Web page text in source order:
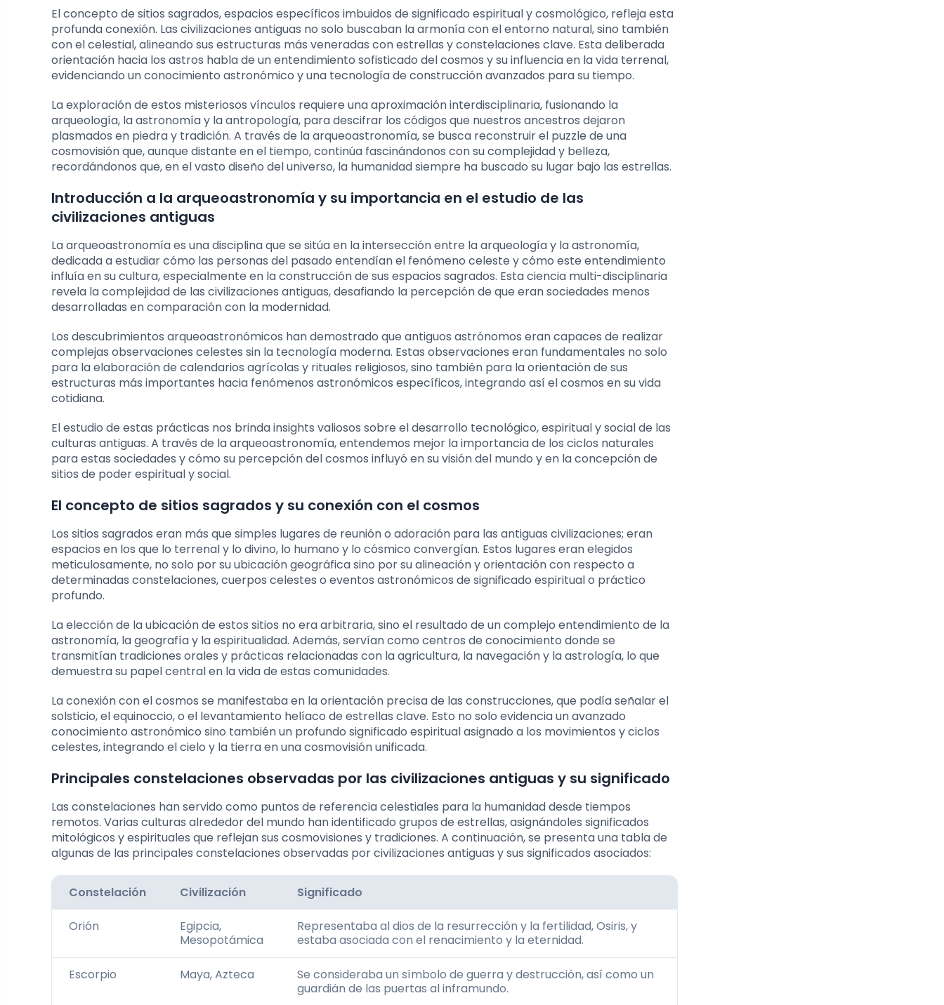
El concepto de sitios sagrados, espacios específicos imbuidos de significado espiritual y cosmológico, refleja esta
profunda conexión. Las civilizaciones antiguas no solo buscaban la armonía con el entorno natural, sino también
con el celestial, alineando sus estructuras más veneradas con estrellas y constelaciones clave. Esta deliberada
orientación hacia los astros habla de un entendimiento sofisticado del cosmos y su influencia en la vida terrenal,
evidenciando un conocimiento astronómico y una tecnología de construcción avanzados para su tiempo.
La exploración de estos misteriosos vínculos requiere una aproximación interdisciplinaria, fusionando la
arqueología, la astronomía y la antropología, para descifrar los códigos que nuestros ancestros dejaron
plasmados en piedra y tradición. A través de la arqueoastronomía, se busca reconstruir el puzzle de una
cosmovisión que, aunque distante en el tiempo, continúa fascinándonos con su complejidad y belleza,
recordándonos que, en el vasto diseño del universo, la humanidad siempre ha buscado su lugar bajo las estrellas.
Introducción a la arqueoastronomía y su importancia en el estudio de las
civilizaciones antiguas
La arqueoastronomía es una disciplina que se sitúa en la intersección entre la arqueología y la astronomía,
dedicada a estudiar cómo las personas del pasado entendían el fenómeno celeste y cómo este entendimiento
influía en su cultura, especialmente en la construcción de sus espacios sagrados. Esta ciencia multi-disciplinaria
revela la complejidad de las civilizaciones antiguas, desafiando la percepción de que eran sociedades menos
desarrolladas en comparación con la modernidad.
Los descubrimientos arqueoastronómicos han demostrado que antiguos astrónomos eran capaces de realizar
complejas observaciones celestes sin la tecnología moderna. Estas observaciones eran fundamentales no solo
para la elaboración de calendarios agrícolas y rituales religiosos, sino también para la orientación de sus
estructuras más importantes hacia fenómenos astronómicos específicos, integrando así el cosmos en su vida
cotidiana.
El estudio de estas prácticas nos brinda insights valiosos sobre el desarrollo tecnológico, espiritual y social de las
culturas antiguas. A través de la arqueoastronomía, entendemos mejor la importancia de los ciclos naturales
para estas sociedades y cómo su percepción del cosmos influyó en su visión del mundo y en la concepción de
sitios de poder espiritual y social.
El concepto de sitios sagrados y su conexión con el cosmos
Los sitios sagrados eran más que simples lugares de reunión o adoración para las antiguas civilizaciones; eran
espacios en los que lo terrenal y lo divino, lo humano y lo cósmico convergían. Estos lugares eran elegidos
meticulosamente, no solo por su ubicación geográfica sino por su alineación y orientación con respecto a
determinadas constelaciones, cuerpos celestes o eventos astronómicos de significado espiritual o práctico
profundo.
La elección de la ubicación de estos sitios no era arbitraria, sino el resultado de un complejo entendimiento de la
astronomía, la geografía y la espiritualidad. Además, servían como centros de conocimiento donde se
transmitían tradiciones orales y prácticas relacionadas con la agricultura, la navegación y la astrología, lo que
demuestra su papel central en la vida de estas comunidades.
La conexión con el cosmos se manifestaba en la orientación precisa de las construcciones, que podía señalar el
solsticio, el equinoccio, o el levantamiento helíaco de estrellas clave. Esto no solo evidencia un avanzado
conocimiento astronómico sino también un profundo significado espiritual asignado a los movimientos y ciclos
celestes, integrando el cielo y la tierra en una cosmovisión unificada.
Principales constelaciones observadas por las civilizaciones antiguas y su significado
Las constelaciones han servido como puntos de referencia celestiales para la humanidad desde tiempos
remotos. Varias culturas alrededor del mundo han identificado grupos de estrellas, asignándoles significados
mitológicos y espirituales que reflejan sus cosmovisiones y tradiciones. A continuación, se presenta una tabla de
algunas de las principales constelaciones observadas por civilizaciones antiguas y sus significados asociados:
Constelación Civilización Significado
Orión
Egipcia,
Mesopotámica
Representaba al dios de la resurrección y la fertilidad, Osiris, y
estaba asociada con el renacimiento y la eternidad.
Escorpio Maya, Azteca
Se consideraba un símbolo de guerra y destrucción, así como un
guardián de las puertas al inframundo.